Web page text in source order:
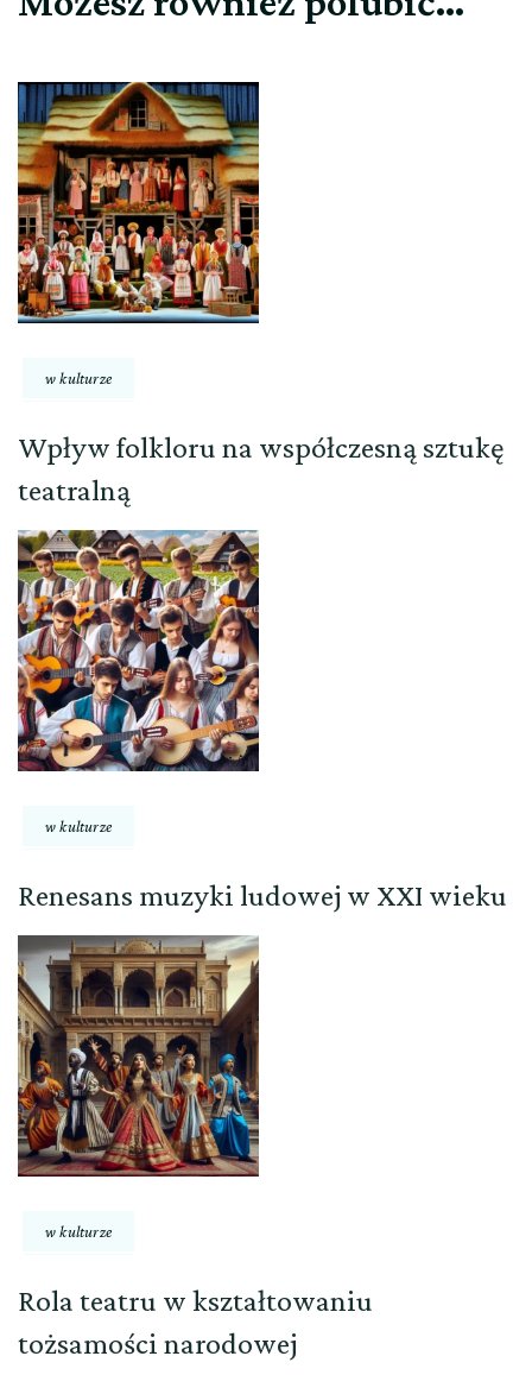
w kulturze
Wpływ folkloru na współczesną sztukę
teatralną
w kulturze
Renesans muzyki ludowej w XXI wieku
w kulturze
Rola teatru w kształtowaniu
tożsamości narodowej